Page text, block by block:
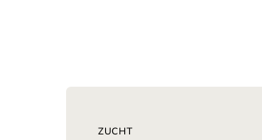
ZUCHT